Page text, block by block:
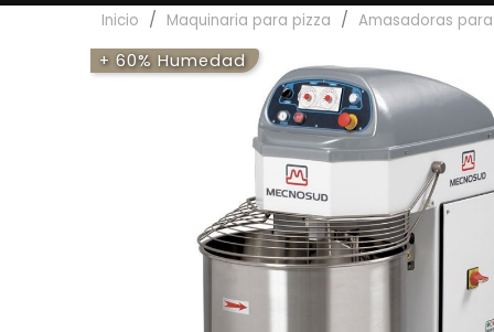
Inicio Maquinaria para pizza Amasadoras
+ 60% Humedad